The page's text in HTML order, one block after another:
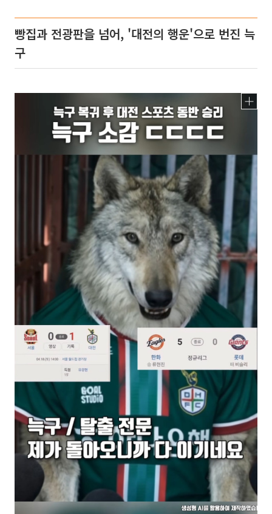
빵집과 전광판을 넘어, '대전의 행운'으로 번진 늑
구